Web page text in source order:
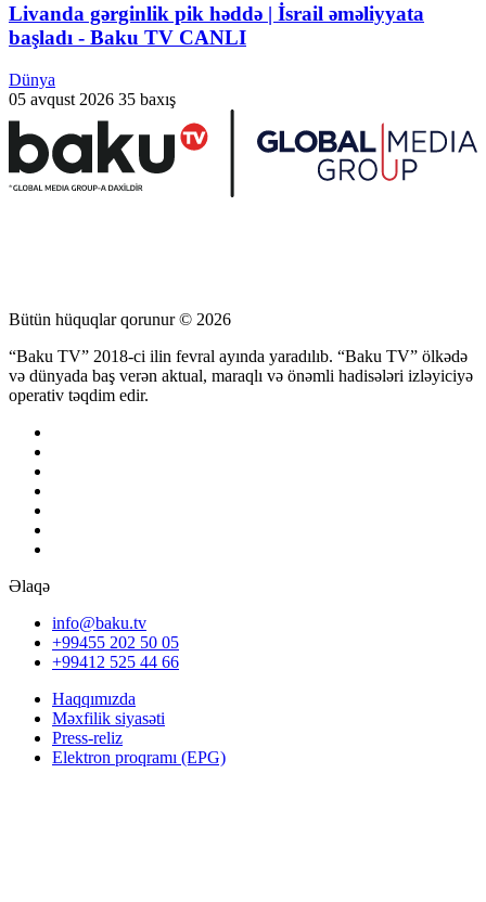
Livanda gərginlik pik həddə | İsrail əməliyyata
başladı - Baku TV CANLI
Dünya
05 avqust 2026 35 baxış
Bütün hüquqlar qorunur © 2026
“Baku TV” 2018-ci ilin fevral ayında yaradılıb. “Baku TV” ölkədə
və dünyada baş verən aktual, maraqlı və önəmli hadisələri izləyiciyə
operativ təqdim edir.
Əlaqə
info@baku.tv
+99455 202 50 05
+99412 525 44 66
Haqqımızda
Məxfilik siyasəti
Press-reliz
Elektron proqramı (EPG)